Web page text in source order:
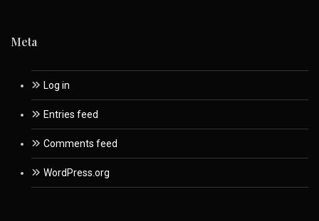
Meta
Log in
Entries feed
Comments feed
WordPress.org